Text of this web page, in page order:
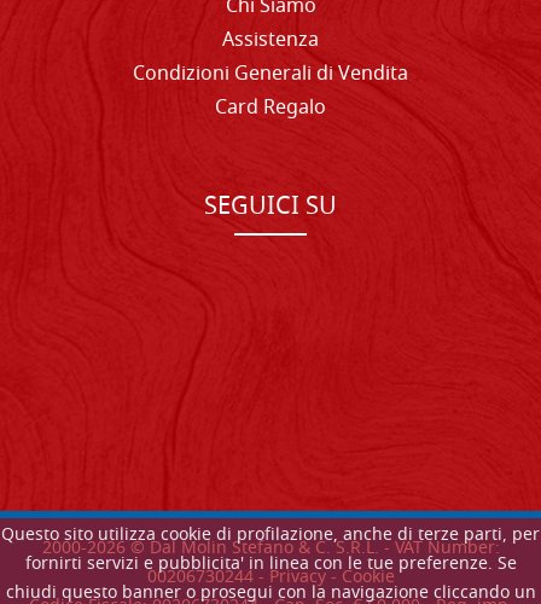
Questo sito utilizza cookie di profilazione, anche di terze parti, per
fornirti servizi e pubblicita' in linea con le tue preferenze. Se
chiudi questo banner o prosegui con la navigazione cliccando un
Chi Siamo
Assistenza
Condizioni Generali di Vendita
Card Regalo
SEGUICI SU
2000-2026© Dal Molin Stefano & C. S.R.L. - VAT Number:
00206730244 - Privacy-Cookie